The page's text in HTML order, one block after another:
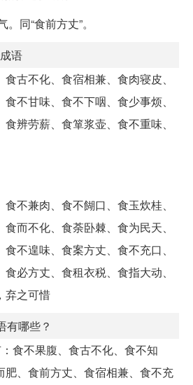
同“食前方丈”。
语
古不化、食宿相兼、食肉寝皮、
不甘味、食不下咽、食少事烦、
辨劳薪、食箪浆壶、食不重味、
不兼肉、食不餬口、食玉炊桂、
而不化、食荼卧棘、食为民天、
不遑味、食案方丈、食不充口、
必方丈、食租衣税、食指大动、
弃之可惜
有哪些？
食不果腹、食古不化、食不知
肥、食前方丈、食宿相兼、食不充